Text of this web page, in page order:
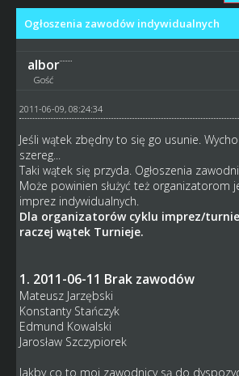
Ogłoszenia zawodów indywidualnych
albor
Gość
2011-06-09, 08:24:34
Jeśli wątek zbędny to się go usunie.
szereg...
Taki wątek się przyda. Ogłoszenia
Może powinien służyć też organizatorom
imprez indywidualnych.
Dla organizatorów cyklu imprez/
raczej wątek Turnieje.
1. 2011-06-11 Brak zawodów
Mateusz Jarzębski
Konstanty Stańczyk
Edmund Kowalski
Jarosław Szczypiorek
Jakby co to moi zawodnicy są do